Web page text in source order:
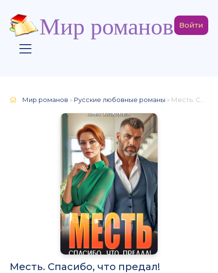
Мир романов Войти
Мир романов » Русские любовные романы » Месть. Спасибо, что предал!
Месть. Спасибо, что предал!